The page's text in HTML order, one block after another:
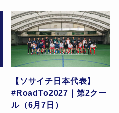
【ソサイチ日本代表】
#RoadTo2027｜第2クー
ル（6月7日）